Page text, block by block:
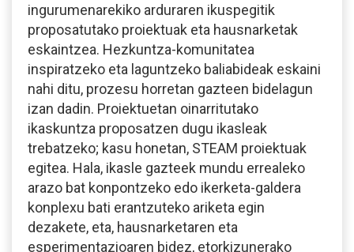
ingurumenarekiko arduraren ikuspegitik
proposatutako proiektuak eta hausnarketak
eskaintzea. Hezkuntza-komunitatea
inspiratzeko eta laguntzeko baliabideak eskaini
nahi ditu, prozesu horretan gazteen bidelagun
izan dadin. Proiektuetan oinarritutako
ikaskuntza proposatzen dugu ikasleak
trebatzeko; kasu honetan, STEAM proiektuak
egitea. Hala, ikasle gazteek mundu errealeko
arazo bat konpontzeko edo ikerketa-galdera
konplexu bati erantzuteko ariketa egin
dezakete, eta, hausnarketaren eta
esperimentazioaren bidez, etorkizunerako